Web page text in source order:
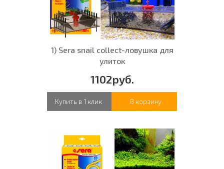
1) Sera snail collect-ловушка для
улиток
1102руб.
Купить в 1 клик В корзину